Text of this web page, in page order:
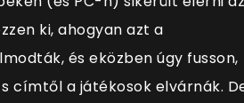
ki, ahogyan azt a
és eközben úgy fusson,
címtől a játékosok elvárnák.